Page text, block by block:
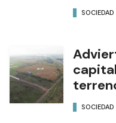
SOCIEDAD
SOCIEDAD